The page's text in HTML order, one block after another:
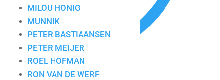
MILOU HONIG
MUNNIK
PETER BASTIAANSEN
PETER MEIJER
ROEL HOFMAN
RON VAN DE WERF